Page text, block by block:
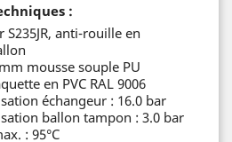
:
S235JR, anti-rouille en
mousse souple PU
en PVC RAL 9006
échangeur : 16.0 bar
ballon tampon : 3.0 bar
: 95°C